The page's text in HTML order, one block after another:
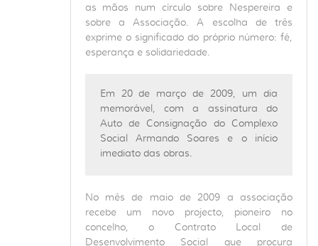
as mãos num círculo sobre Nespereira e
sobre a Associação. A escolha de três
exprime o significado do próprio número: fé,
esperança e solidariedade.
Em 20 de março de 2009, um dia
memorável, com a assinatura do
Auto de Consignação do Complexo
Social Armando Soares e o início
imediato das obras.
No mês de maio de 2009 a associação
recebe um novo projecto, pioneiro no
concelho, o Contrato Local de
Desenvolvimento Social que procura